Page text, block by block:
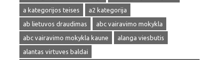
a kategorijos teises
a2 kategorija
ab lietuvos draudimas
abc vairavimo mokykla
abc vairavimo mokykla kaune
alanga viesbutis
alantas virtuves baldai